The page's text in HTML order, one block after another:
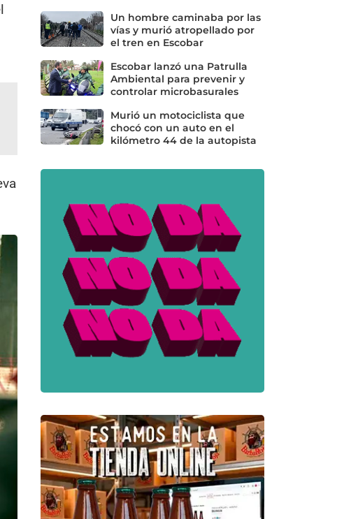
Un hombre caminaba por las
vías y murió atropellado por
el tren en Escobar
Escobar lanzó una Patrulla
Ambiental para prevenir y
controlar microbasurales
Murió un motociclista que
chocó con un auto en el
kilómetro 44 de la autopista